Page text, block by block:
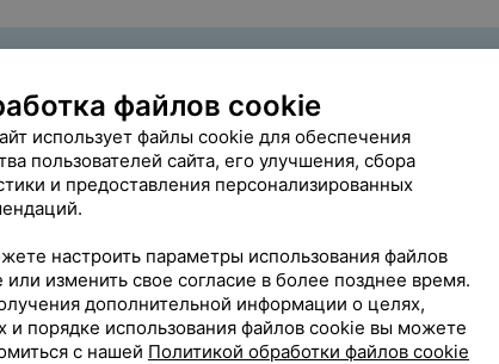
файлов cookie
использует файлы cookie для обеспечения
пользователей сайта, его улучшения, сбора
и предоставления персонализированных
настроить параметры использования файлов
или изменить свое согласие в более позднее время.
дополнительной информации о целях,
и порядке использования файлов cookie вы можете
с нашей Политикой обработки файлов cookie